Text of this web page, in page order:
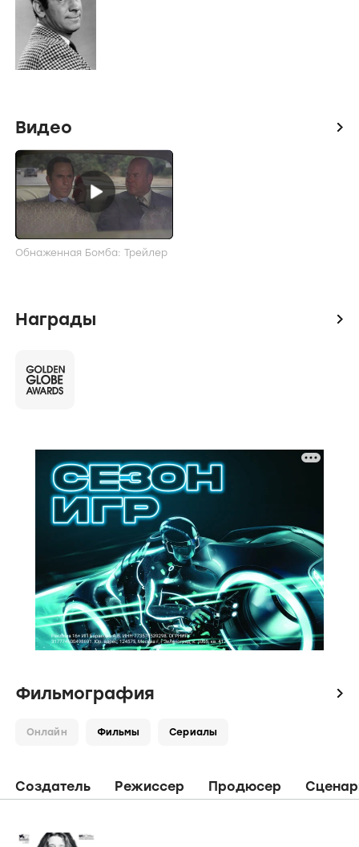
Видео icon
Обнаженная Бомба: Трейлер
Награды icon
Фильмография icon
Онлайн Фильмы Сериалы
Создатель Режиссер Продюсер